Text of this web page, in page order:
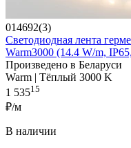
014692(3)
Светодиодная лента
Warm3000 (14.4 W/m,
Произведено в Беларуси
Warm | Тёплый 3000 K
1 53515
₽/м
В наличии